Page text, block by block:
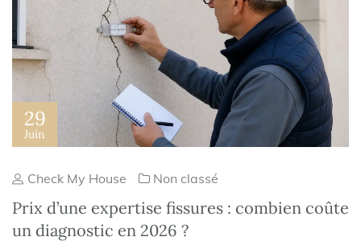
29
Juin
Check My House Non classé
Prix d’une expertise fissures : combien coûte
un diagnostic en 2026 ?